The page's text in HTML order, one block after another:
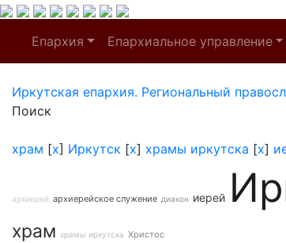
Епархия Епархиальное управление
Иркутская епархия. Региональный
Поиск
храм [x] Иркутск [x] храмы иркутска [x]
архиерей архиерейское служение диакон иерей
храм храмы иркутска Христос